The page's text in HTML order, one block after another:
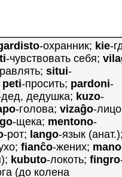
-охранник; kie-
-чувствовать себя;
situi-
peti-просить; pardoni-
дедушка; kuzo-
-голова; vizaĝo-
-щека; mentono-
-рот; lango-язык
fianĉo-жених; mano
kubuto-локоть; fingro
(до колена